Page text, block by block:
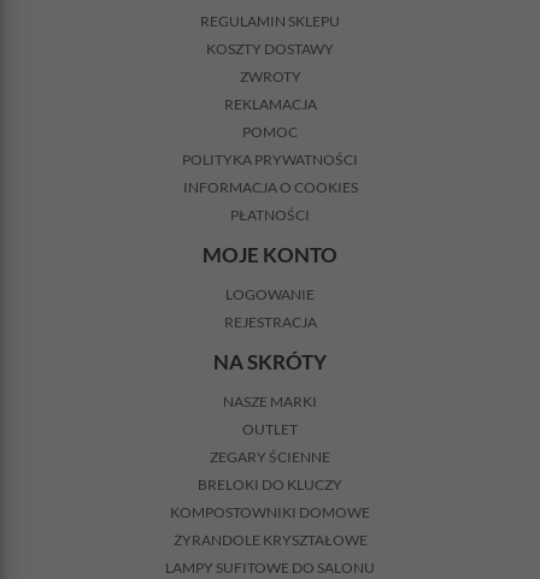
REGULAMIN SKLEPU
KOSZTY DOSTAWY
ZWROTY
REKLAMACJA
POMOC
POLITYKA PRYWATNOŚCI
INFORMACJA O COOKIES
PŁATNOŚCI
MOJE KONTO
LOGOWANIE
REJESTRACJA
NA SKRÓTY
NASZE MARKI
OUTLET
ZEGARY ŚCIENNE
BRELOKI DO KLUCZY
KOMPOSTOWNIKI DOMOWE
ŻYRANDOLE KRYSZTAŁOWE
LAMPY SUFITOWE DO SALONU